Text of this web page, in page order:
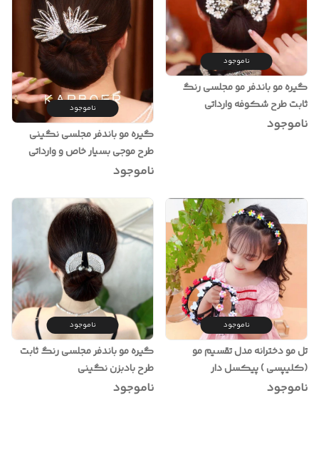
ناموجود
گیره مو باندفر مو مجلسی رنگ
ثابت طرح شکوفه وارداتی
ناموجود
ناموجود
گیره مو باندفر مجلسی نگینی
طرح موجی بسیار خاص و وارداتی
ناموجود
ناموجود
تل مو دخترانه مدل تقسیم مو
(کلیپسی ) پیکسل دار
ناموجود
ناموجود
گیره مو باندفر مجلسی رنگ ثابت
طرح بادبزن نگینی
ناموجود